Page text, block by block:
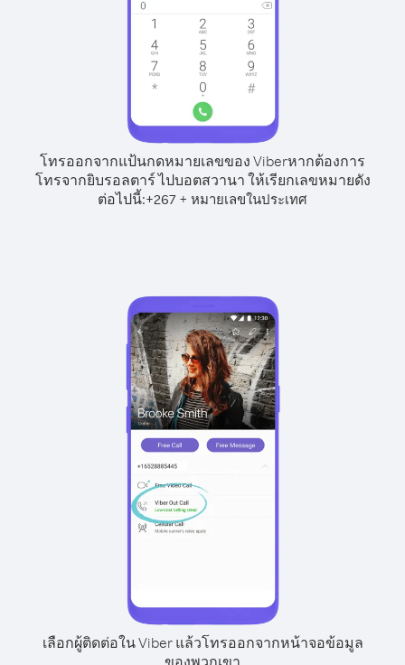
โทรออกจากแป้นกดหมายเลขของ Viberหากต้องการ
โทรจากยิบรอลตาร์ ไปบอตสวานา ให้เรียกเลขหมายดัง
ต่อไปนี้:+267 + หมายเลขในประเทศ
เลือกผู้ติดต่อใน Viber แล้วโทรออกจากหน้าจอข้อมูล
ของพวกเขา